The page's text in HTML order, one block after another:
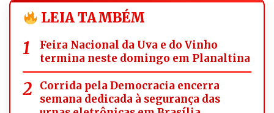
LEIA TAMBÉM
Feira Nacional da Uva e do Vinho
termina neste domingo em Planaltina
Corrida pela Democracia encerra
semana dedicada à segurança das